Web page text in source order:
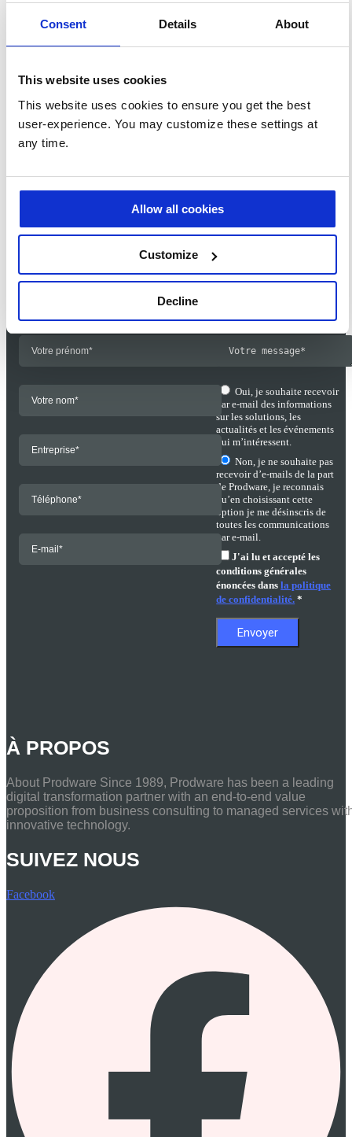
Consent Details About
This website uses cookies
This website uses cookies to ensure you get the best
user-experience. You may customize these settings at
any time.
Allow all cookies
Customize
Decline
DAF, comment devenir Business Intelligents avec
Il est parfois difficile d'attraper le train de la transformation
numérique, même lorsque l'on est DAF. Pour éviter toute
Contactez-nous
Vous avez un projet?
Oui, je souhaite recevoir
par e-mail des informations
sur les solutions, les
actualités et les événements
qui m’intéressent.
Non, je ne souhaite pas
recevoir d’e-mails de la part
de Prodware, je reconnais
qu’en choisissant cette
option je me désinscris de
toutes les communications
par e-mail.
J'ai lu et accepté les
conditions générales
énoncées dansla politique
de confidentialité. *
À PROPOS
About Prodware Since 1989, Prodware has been a leading
digital transformation partner with an end-to-end value
proposition from business consulting to managed services
innovative technology.
SUIVEZ NOUS
Facebook